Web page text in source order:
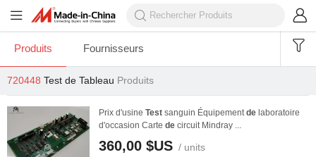
Produits Fournisseurs
720448 Test de Tableau Produits
Prix d'usine Test sanguin Équipementde laboratoire
d'occasion Carte de circuit Mindray ...
360,00 $US / units